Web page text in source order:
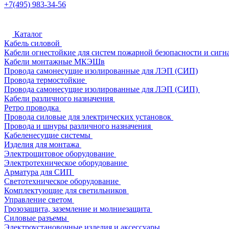
+7(495) 983-34-56
Каталог
Кабель силовой
Кабели огнестойкие для систем пожарной безопасности и
Кабели монтажные МКЭШв
Провода самонесущие изолированные для ЛЭП (СИП)
Провода термостойкие
Провода самонесущие изолированные для ЛЭП (СИП)
Кабели различного назначения
Ретро проводка
Провода силовые для электрических установок
Провода и шнуры различного назначения
Кабеленесущие системы
Изделия для монтажа
Электрощитовое оборудование
Электротехническое оборудование
Арматура для СИП
Светотехническое оборудование
Комплектующие для светильников
Управление светом
Грозозащита, заземление и молниезащита
Силовые разъемы
Электроустановочные изделия и аксессуары